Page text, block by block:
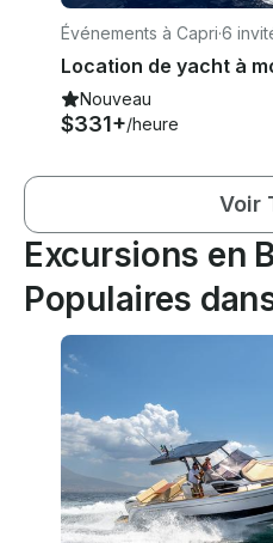
Événements à Capri·6
Nouveau
$331+/heure
Voir
Excursions en
Populaires